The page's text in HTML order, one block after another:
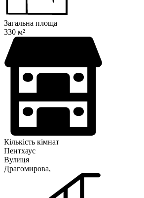
Загальна площа
330 м²
Кількість кімнат
Пентхаус
Вулиця
Драгомирова,